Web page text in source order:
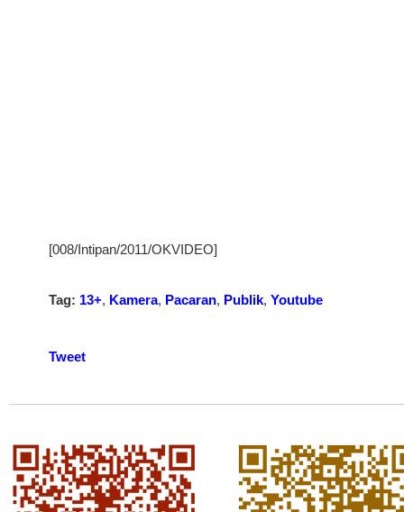
[008/Intipan/2011/OKVIDEO]
Tag: 13+, Kamera, Pacaran, Publik, Youtube
Tweet